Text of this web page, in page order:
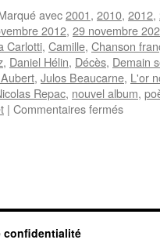
avec2001, 2010, 2012,
2012, 29 novembre
Carlotti, Camille, Chanson
, Daniel Hélin, Décès, Demain
, Julos Beaucarne, L'or
Repac, nouvel album,
| Commentaires ferméssur
confidentialité